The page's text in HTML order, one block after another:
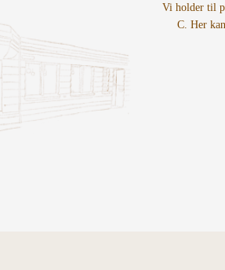
Vi holder til
C. Her